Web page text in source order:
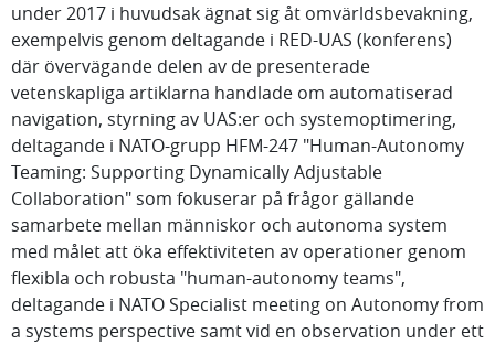
under 2017 i huvudsak ägnat sig åt omvärldsbevakning,
exempelvis genom deltagande i RED-UAS (konferens)
där övervägande delen av de presenterade
vetenskapliga artiklarna handlade om automatiserad
navigation, styrning av UAS:er och systemoptimering,
deltagande i NATO-grupp HFM-247 "Human-Autonomy
Teaming: Supporting Dynamically Adjustable
Collaboration" som fokuserar på frågor gällande
samarbete mellan människor och autonoma system
med målet att öka effektiviteten av operationer genom
flexibla och robusta "human-autonomy teams",
deltagande i NATO Specialist meeting on Autonomy from
a systems perspective samt vid en observation under ett